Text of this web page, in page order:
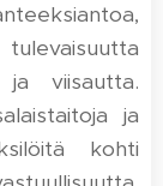
ja viisautta.
ja
kohti